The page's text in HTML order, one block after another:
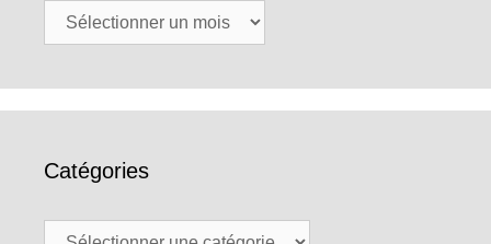
Archives
Catégories
Catégories